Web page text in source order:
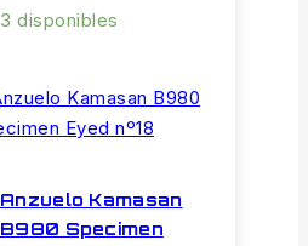
3 disponibles
Anzuelo Kamasan
B980 Specimen